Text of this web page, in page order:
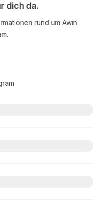
dich da.
rund um Awin